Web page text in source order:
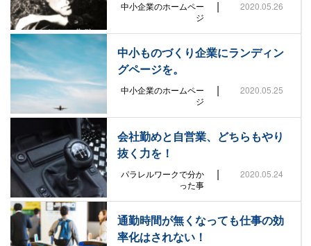
中小企業のホームペー
ジ
| 2020.05.26
中小ものづくり企業にランディン
グページを。
中小企業のホームペー
ジ
| 2020.05.25
会社勤めと自営業、どちらもやり
抜く力を！
パラレルワークで分か
った事
| 2020.05.24
通勤時間が無くなっても仕事の効
率化はされない！